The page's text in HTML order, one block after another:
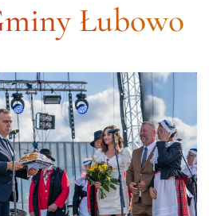
Łubowo